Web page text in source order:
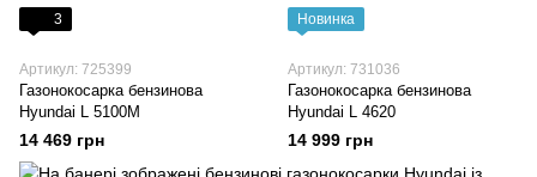
3
Артикул: 725399
Газонокосарка бензинова
Hyundai L 5100M
14 469 грн
Новинка
Артикул: 731036
Газонокосарка бензинова
Hyundai L 4620
14 999 грн